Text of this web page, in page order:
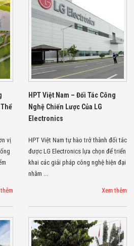
Tử
Súng Bắn
Flycam
Robot Tự Hành
Robot AI
THIẾT BỊ KIỂM
SOÁT RA VÀO
Cổng Dò Kim
Loại
Máy Soi Hành
Lý (X-Ray)
Cổng Phân Làn
Khuôn Mặt
Hệ Thống Điện
Nhẹ
Thiết Bị Theo
Thiết Bị Ngành
Thiết Bị Ngành
Thực Phẩm
Matrixcope
Thiết Bị Ngành
vị
HPT Việt Nam – Đối Tác Công
Nghệ Chiến Lược Của LG
Electronics
HPT Việt Nam tự hào trở thành đối tác
được LG Electronics lựa chọn để triển
khai các giải pháp công nghệ hiện đại
nhằm ...
Xem thêm